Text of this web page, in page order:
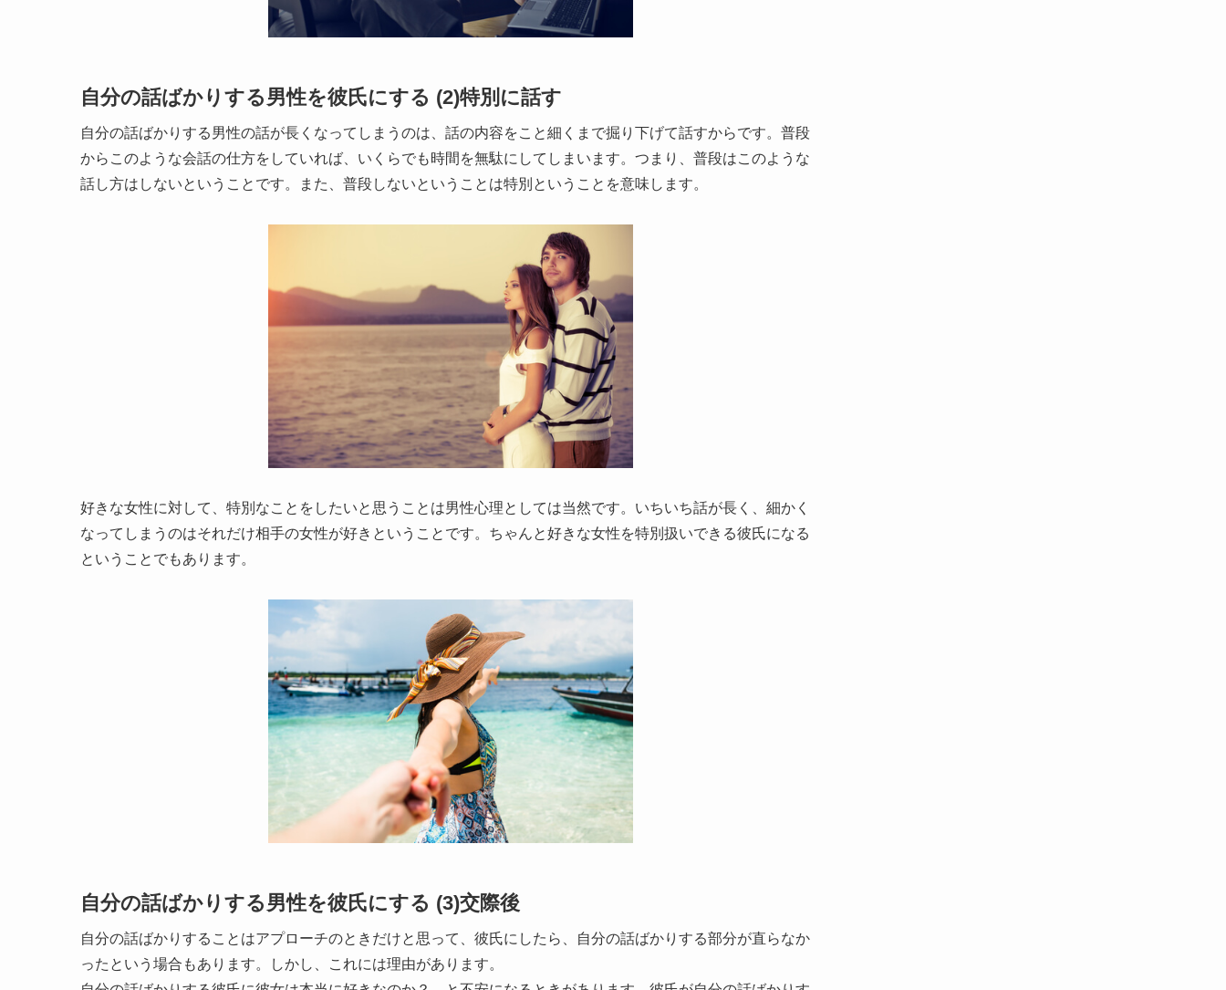
自分の話ばかりする男性を彼氏にする (2)特別に話す
自分の話ばかりする男性の話が長くなってしまうのは、話の内容をこと細くまで掘り下げて話すからです。普段
からこのような会話の仕方をしていれば、いくらでも時間を無駄にしてしまいます。つまり、普段はこのような
話し方はしないということです。また、普段しないということは特別ということを意味します。
好きな女性に対して、特別なことをしたいと思うことは男性心理としては当然です。いちいち話が長く、細かく
なってしまうのはそれだけ相手の女性が好きということです。ちゃんと好きな女性を特別扱いできる彼氏になる
ということでもあります。
自分の話ばかりする男性を彼氏にする (3)交際後
自分の話ばかりすることはアプローチのときだけと思って、彼氏にしたら、自分の話ばかりする部分が直らなか
ったという場合もあります。しかし、これには理由があります。